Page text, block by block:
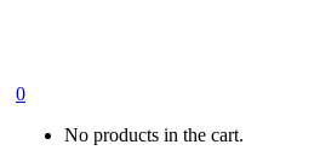
0
No products in the cart.